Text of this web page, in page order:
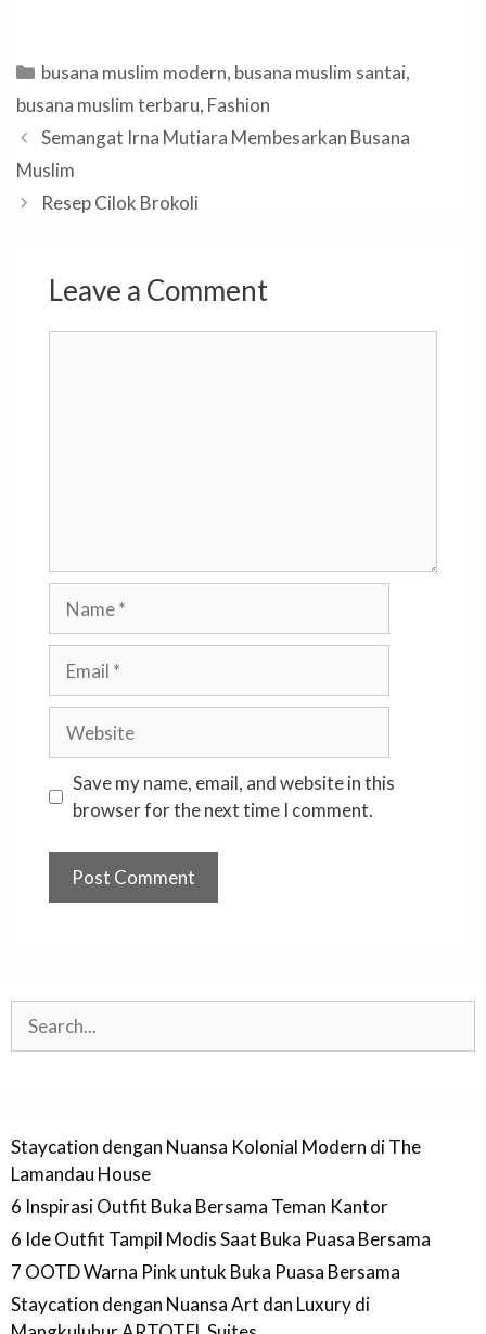
Categories
busana muslim modern, busana muslim santai,
busana muslim terbaru, Fashion
Semangat Irna Mutiara Membesarkan Busana
Muslim
Resep Cilok Brokoli
Leave a Comment
Save my name, email, and website in this
browser for the next time I comment.
Staycation dengan Nuansa Kolonial Modern di The
Lamandau House
6 Inspirasi Outfit Buka Bersama Teman Kantor
6 Ide Outfit Tampil Modis Saat Buka Puasa Bersama
7 OOTD Warna Pink untuk Buka Puasa Bersama
Staycation dengan Nuansa Art dan Luxury di